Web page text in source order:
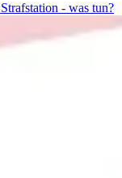
- was tun?